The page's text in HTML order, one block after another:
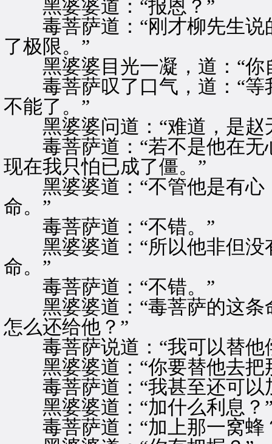
黑婆婆道：“报恩？”
毒菩萨道：“刚才柳先生说
了极限。”
黑婆婆目光一凝，道：“你
毒菩萨叹了口气，道：“等
不能了。”
黑婆婆问道：“难道，是赵
毒菩萨道：“若不是他在无
现在我只怕已成了僵。”
黑婆婆道：“不管他是有心
命。”
毒菩萨道：“不错。”
黑婆婆道：“所以他非但没
命。”
毒菩萨道：“不错。”
黑婆婆道：“毒菩萨的这条
怎么还给他？”
毒菩萨说道：“我可以替他
黑婆婆道：“你要替他去把
毒菩萨道：“我甚至还可以
黑婆婆道：“加什么利息？
毒菩萨道：“加上那一窝蜂